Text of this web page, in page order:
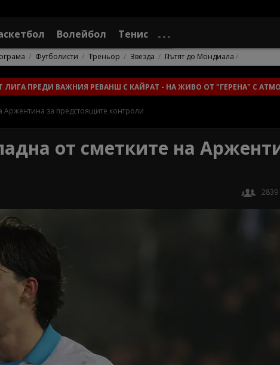
Волейбол Тенис
Футболисти Треньор Звезда Пътят до Мондиала
ЛИГА ПРЕДИ ВАЖНИЯ РЕВАНШ С КАЙРАТ - НА ЖИВО ОТ "ГЕРЕНА" С
Аржентина за предстоящите контроли
от сметките на
2839